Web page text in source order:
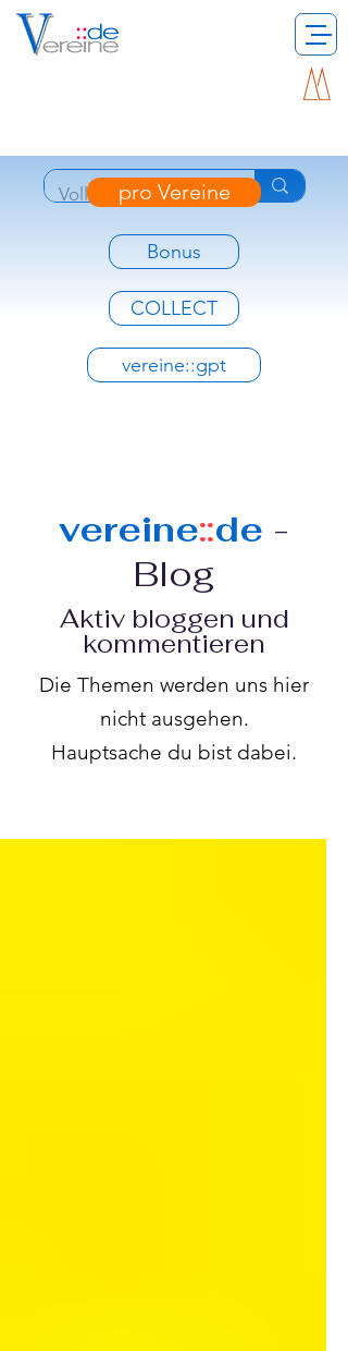
pro Vereine
Bonus
COLLECT
vereine::gpt
vereine::de -
Blog
Aktiv bloggen und
kommentieren
Die Themen werden uns hier
nicht ausgehen.
Hauptsache du bist dabei.